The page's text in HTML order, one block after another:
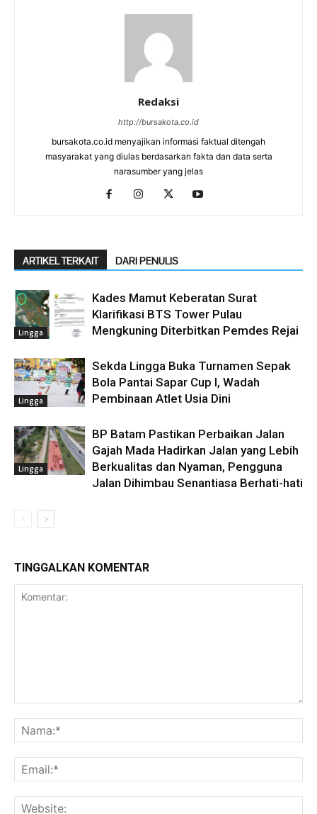
Redaksi
http://bursakota.co.id
bursakota.co.id menyajikan informasi faktual ditengah
masyarakat yang diulas berdasarkan fakta dan data serta
narasumber yang jelas
ARTIKEL TERKAIT DARI PENULIS
Lingga
Kades Mamut Keberatan Surat
Klarifikasi BTS Tower Pulau
Mengkuning Diterbitkan Pemdes Rejai
Lingga
Sekda Lingga Buka Turnamen Sepak
Bola Pantai Sapar Cup I, Wadah
Pembinaan Atlet Usia Dini
Lingga
BP Batam Pastikan Perbaikan Jalan
Gajah Mada Hadirkan Jalan yang Lebih
Berkualitas dan Nyaman, Pengguna
Jalan Dihimbau Senantiasa Berhati-hati
TINGGALKAN KOMENTAR